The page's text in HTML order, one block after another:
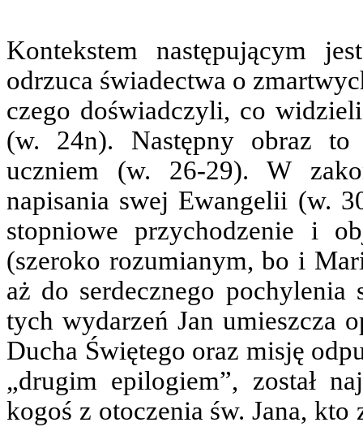
Kontekstem następującym
odrzuca świadectwa o
czego doświadczyli, co
(w. 24n). Następny obraz to
uczniem (w. 26-29). W
napisania swej Ewangelii (w.
stopniowe przychodzenie i
(szeroko rozumianym, bo i
aż do serdecznego
tych wydarzeń Jan umieszcza
Ducha Świętego oraz misję
„drugim epilogiem”, został
kogoś z otoczenia św. Jana, kto